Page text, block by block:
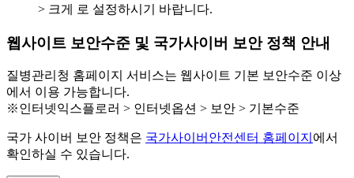
> 크게 로 설정하시기 바랍니다.
웹사이트 보안수준 및 국가사이버 보안 정책 안내
질병관리청 홈페이지 서비스는 웹사이트 기본 보안수준 이상
에서 이용 가능합니다.
※인터넷익스플로러 > 인터넷옵션 > 보안 > 기본수준
국가 사이버 보안 정책은 국가사이버안전센터 홈페이지 에서
확인하실 수 있습니다.